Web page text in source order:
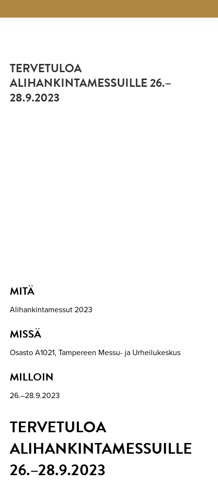
TERVETULOA
ALIHANKINTAMESSUILLE 26.–
28.9.2023
MITÄ
Alihankintamessut 2023
MISSÄ
Osasto A1021, Tampereen Messu- ja Urheilukeskus
MILLOIN
26.–28.9.2023
TERVETULOA
ALIHANKINTAMESSUILLE
26.–28.9.2023